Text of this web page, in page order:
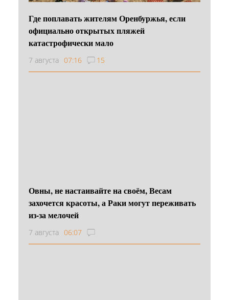
Где поплавать жителям Оренбуржья, если
официально открытых пляжей
катастрофически мало
7 августа 07:16 15
Овны, не настаивайте на своём, Весам
захочется красоты, а Раки могут переживать
из-за мелочей
7 августа 06:07